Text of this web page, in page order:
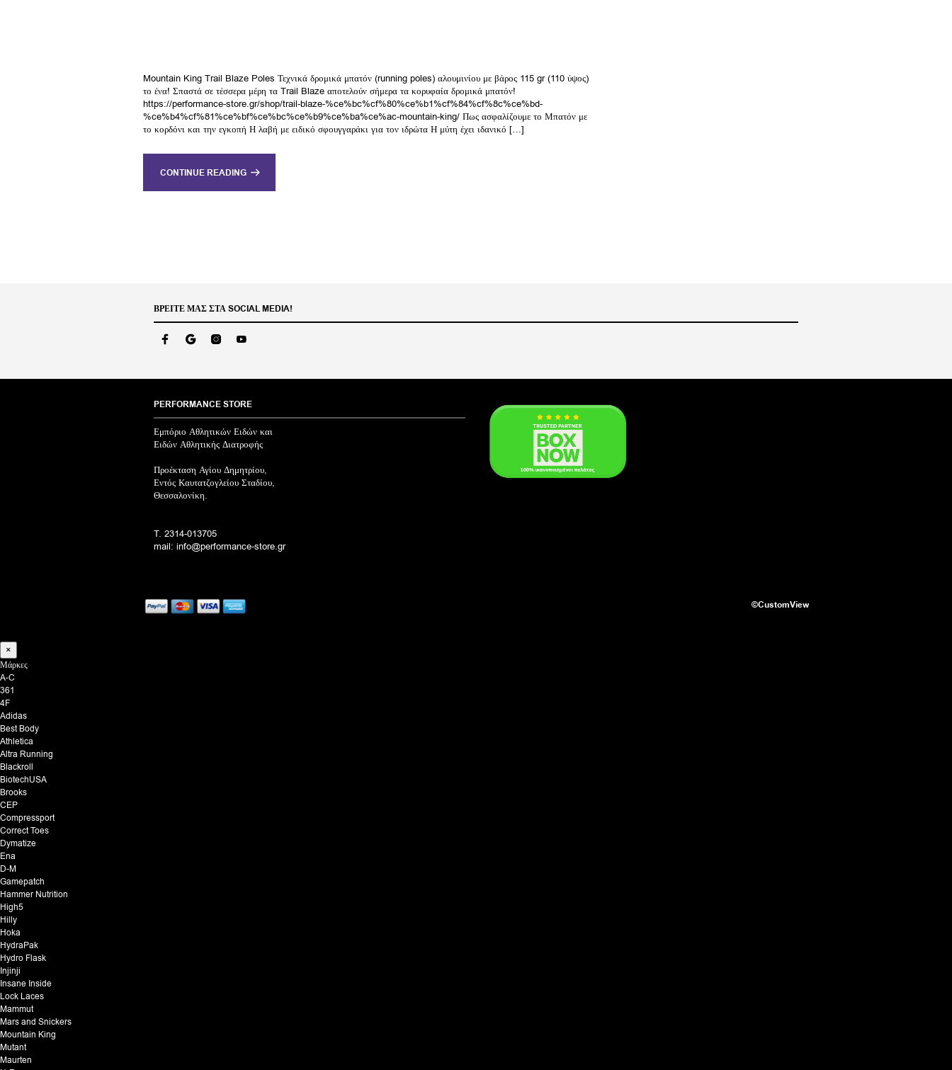
Mountain King Trail Blaze Poles Τεχνικά δρομικά μπατόν (running poles) αλουμινίου με βάρος 115 gr (110 ύψος)
το ένα! Σπαστά σε τέσσερα μέρη τα Trail Blaze αποτελούν σήμερα τα κορυφαία δρομικά μπατόν!
https://performance-store.gr/shop/trail-blaze-%ce%bc%cf%80%ce%b1%cf%84%cf%8c%ce%bd-
%ce%b4%cf%81%ce%bf%ce%bc%ce%b9%ce%ba%ce%ac-mountain-king/ Πως ασφαλίζουμε το Μπατόν με
το κορδόνι και την εγκοπή Η λαβή με ειδικό σφουγγαράκι για τον ιδρώτα Η μύτη έχει ιδανικό […]
CONTINUE READING
ΒΡΕΊΤΕ ΜΑΣ ΣΤΑ SOCIAL MEDIA!
PERFORMANCE STORE
Εμπόριο Αθλητικών Ειδών και
Ειδών Αθλητικής Διατροφής
Προέκταση Αγίου Δημητρίου,
Εντός Καυτατζογλείου Σταδίου,
Θεσσαλονίκη.
T. 2314-013705
mail: info@performance-store.gr
©CustomView
×
Μάρκες
A-C
361
4F
Adidas
Best Body
Athletica
Altra Running
Blackroll
BiotechUSA
Brooks
CEP
Compressport
Correct Toes
Dymatize
Ena
D-M
Gamepatch
Hammer Nutrition
High5
Hilly
Hoka
HydraPak
Hydro Flask
Injinji
Insane Inside
Lock Laces
Mammut
Mars and Snickers
Mountain King
Mutant
Maurten